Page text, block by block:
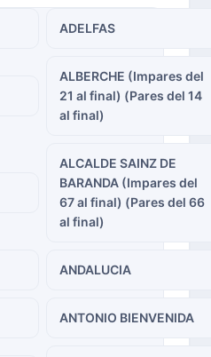
ADELFAS
ALBERCHE (Impares del
21 al final) (Pares del 14
al final)
ALCALDE SAINZ DE
BARANDA (Impares del
67 al final) (Pares del 66
al final)
ANDALUCIA
ANTONIO BIENVENIDA